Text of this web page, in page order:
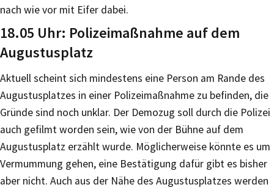
nach wie vor mit Eifer dabei.
18.05 Uhr: Polizeimaßnahme auf dem
Augustusplatz
Aktuell scheint sich mindestens eine Person am Rande des
Augustusplatzes in einer Polizeimaßnahme zu befinden, die
Gründe sind noch unklar. Der Demozug soll durch die Polizei
auch gefilmt worden sein, wie von der Bühne auf dem
Augustusplatz erzählt wurde. Möglicherweise könnte es um
Vermummung gehen, eine Bestätigung dafür gibt es bisher
aber nicht. Auch aus der Nähe des Augustusplatzes werden